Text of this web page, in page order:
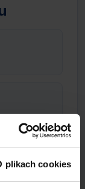
plikach cookies